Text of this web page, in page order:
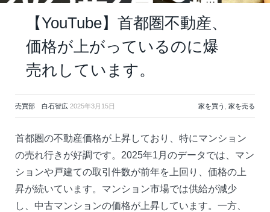
【YouTube】首都圏不動産、
価格が上がっているのに爆
売れしています。
売買部 白石智広 2025年3月15日 家を買う , 家を売る
首都圏の不動産価格が上昇しており、特にマンション
の売れ行きが好調です。2025年1月のデータでは、マン
ションや戸建ての取引件数が前年を上回り、価格の上
昇が続いています。マンション市場では供給が減少
し、中古マンションの価格が上昇しています。一方、